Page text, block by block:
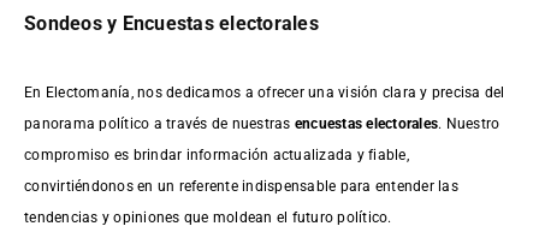
Sondeos y Encuestas electorales
En Electomanía, nos dedicamos a ofrecer una visión clara y precisa del
panorama político a través de nuestras encuestas electorales. Nuestro
compromiso es brindar información actualizada y fiable,
convirtiéndonos en un referente indispensable para entender las
tendencias y opiniones que moldean el futuro político.